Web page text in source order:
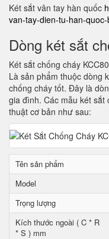
Két sắt vân tay hàn quốc
van-tay-dien-tu-han-
Dòng két sắt
Két sắt chống cháy
Là sản phẩm thuộc dòng
chống cháy tốt. Đây là
gia đình. Các mẫu két sắt
thuật cơ bản như sau:
Tên sản phẩm
Model
Trọng lượng
Kích thước ngoài ( C * R
* S ) mm